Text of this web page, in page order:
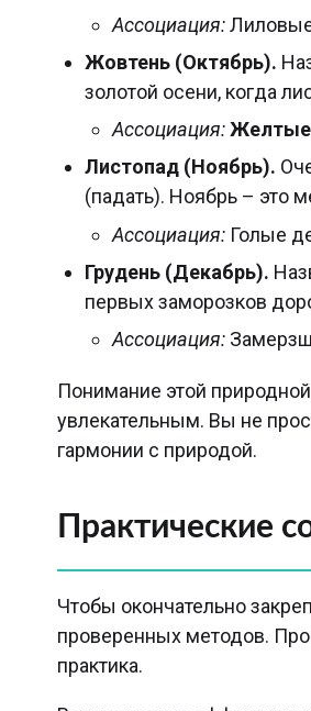
Ассоциация:
Жовтень (Октябрь).
золотой осени, когда
Ассоциация:Желтые
Листопад (Ноябрь).
(падать). Ноябрь – это
Ассоциация: Голые
Грудень (Декабрь).
первых заморозков
Ассоциация:
Понимание этой
увлекательным. Вы не
гармонии с природой.
Практические
Чтобы окончательно
проверенных методов.
практика.